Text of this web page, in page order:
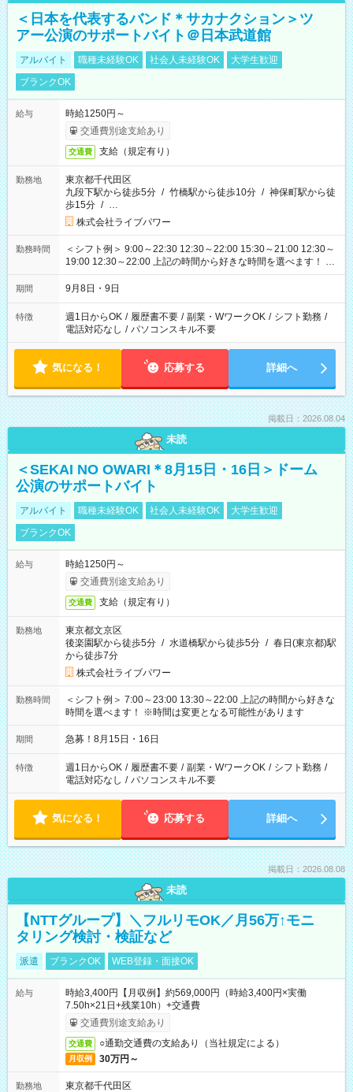
＜日本を代表するバンド＊サカナクション＞ツ
アー公演のサポートバイト＠日本武道館
アルバイト 職種未経験OK 社会人未経験OK
大学生歓迎
ブランクOK
給与
時給1250円～
交通費別途支給あり
交通費 支給（規定有り）
勤務地
東京都千代田区
九段下駅から徒歩5分 / 竹橋駅から徒歩10分 / 神保町駅から徒
歩15分 / …
株式会社ライブパワー
勤務時間
＜シフト例＞ 9:00～22:30 12:30～22:00 15:30～21:00 12:30～
19:00 12:30～22:00 上記の時間から好きな時間を選べます！ ※
時間は変更となる可能性があります
期間 9月8日・9日
特徴 週1日からOK / 履歴書不要 / 副業・WワークOK / シフト勤務 /
電話対応なし / パソコンスキル不要
気になる！ 応募する 詳細へ
掲載日：2026.08.04
未読
＜SEKAI NO OWARI＊8月15日・16日＞ドーム
公演のサポートバイト
アルバイト 職種未経験OK 社会人未経験OK
大学生歓迎
ブランクOK
給与
時給1250円～
交通費別途支給あり
交通費 支給（規定有り）
勤務地
東京都文京区
後楽園駅から徒歩5分 / 水道橋駅から徒歩5分 / 春日(東京都)駅
から徒歩7分
株式会社ライブパワー
勤務時間
＜シフト例＞ 7:00～23:00 13:30～22:00 上記の時間から好きな
時間を選べます！ ※時間は変更となる可能性があります
期間 急募！8月15日・16日
特徴 週1日からOK / 履歴書不要 / 副業・WワークOK / シフト勤務 /
電話対応なし / パソコンスキル不要
気になる！ 応募する 詳細へ
掲載日：2026.08.08
未読
【NTTグループ】＼フルリモOK／月56万↑モニ
タリング検討・検証など
派遣 ブランクOK WEB登録・面接OK
給与
時給3,400円【月収例】約569,000円（時給3,400円×実働
7.50h×21日+残業10h）+交通費
交通費別途支給あり
交通費 ○通勤交通費の支給あり（当社規定による）
月収例 30万円～
勤務地
東京都千代田区